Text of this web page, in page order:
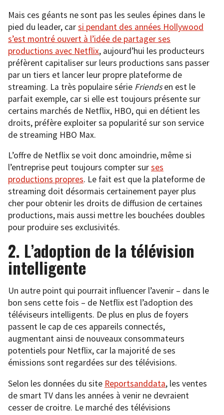
Mais ces géants ne sont pas les seules épines dans le
pied du leader, carsi pendant des années Hollywood
s’est montré ouvert à l’idée de partager ses
productions avec Netflix, aujourd’hui les producteurs
préfèrent capitaliser sur leurs productions sans passer
par un tiers et lancer leur propre plateforme de
streaming. La très populaire série Friendsen est le
parfait exemple, car si elle est toujours présente sur
certains marchés de Netflix, HBO, qui en détient les
droits, préfère exploiter sa popularité sur son service
de streaming HBO Max.
L’offre de Netflix se voit donc amoindrie, même si
l’entreprise peut toujours compter surses
productions propres. Le fait est que la plateforme de
streaming doit désormais certainement payer plus
cher pour obtenir les droits de diffusion de certaines
productions, mais aussi mettre les bouchées doubles
pour produire ses exclusivités.
2. L’adoption de la télévision
intelligente
Un autre point qui pourrait influencer l’avenir – dans le
bon sens cette fois – de Netflix est l’adoption des
téléviseurs intelligents. De plus en plus de foyers
passent le cap de ces appareils connectés,
augmentant ainsi de nouveaux consommateurs
potentiels pour Netflix, car la majorité de ses
émissions sont regardées sur des télévisions.
Selon les données du site Reportsanddata, les ventes
de smart TV dans les années à venir ne devraient
cesser de croitre. Le marché des télévisions